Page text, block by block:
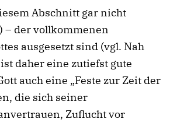
Abschnitt gar nicht
– der vollkommenen
ausgesetzt sind (vgl. Nah
daher eine zutiefst gute
auch eine „Feste zur Zeit der
die sich seiner
Zuflucht vor